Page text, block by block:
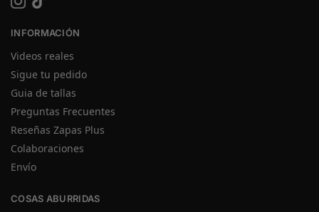
INFORMACIÓN
Videos reales
Sigue tu pedido
Guia de tallas
Preguntas Frecuentes
Reseñas Zapas Plus
Colaboraciones
Envío
COSAS ABURRIDAS